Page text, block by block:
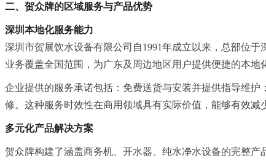
二、贺众牌的区域服务与产品优势
深圳本地化服务能力
深圳市贺展饮水设备有限公司自1991年成立以来，总部位
业务覆盖全国范围，为广东及周边地区用户提供便捷的本地
企业提供的服务承诺包括：免费送货与安装并提供指导维
修。这种服务时效性在商用领域具有实际价值，能够有效减
多元化产品解决方案
贺众牌构建了涵盖商务机、开水器、纯水净水设备的完整产